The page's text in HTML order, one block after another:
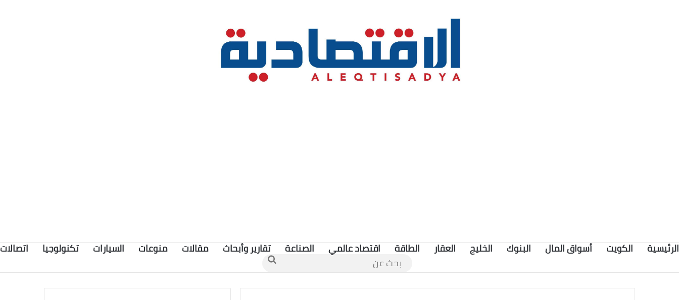
الرئيسية الكويت أسواق المال البنوك الخليج العقار الطاقة اقتصاد عالمي الصناعة تقارير وأبحاث مقالات منوعات السيارات تكنولوجيا اتصالات
بحث
عن